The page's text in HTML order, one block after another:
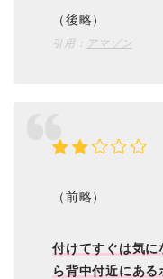
（後略）
引用： アマゾン
（前略）
付けてすぐは気
ら背中付近にあ